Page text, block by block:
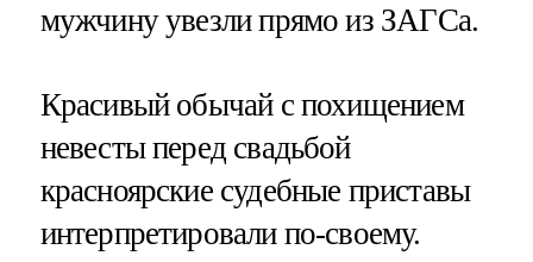
мужчину увезли прямо из ЗАГСа.
Красивый обычай с похищением
невесты перед свадьбой
красноярские судебные приставы
интерпретировали по-своему.